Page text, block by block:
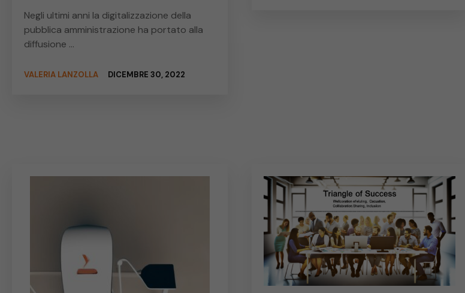
Negli ultimi anni la digitalizzazione della
pubblica amministrazione ha portato alla
diffusione …
VALERIA LANZOLLA DICEMBRE 30, 2022